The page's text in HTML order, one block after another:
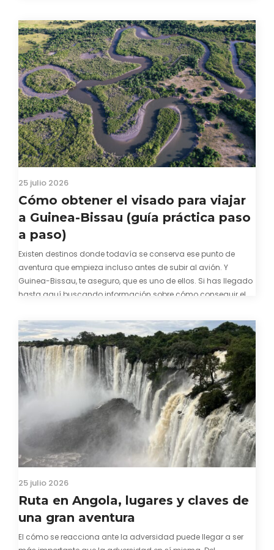
25 julio 2026
Cómo obtener el visado para viajar
a Guinea-Bissau (guía práctica paso
a paso)
Existen destinos donde todavía se conserva ese punto de
aventura que empieza incluso antes de subir al avión. Y
Guinea-Bissau, te aseguro, que es uno de ellos. Si has llegado
hasta aquí buscando información sobre cómo conseguir el
hayas encontrado con que…
25 julio 2026
Ruta en Angola, lugares y claves de
una gran aventura
El cómo se reacciona ante la adversidad puede llegar a ser